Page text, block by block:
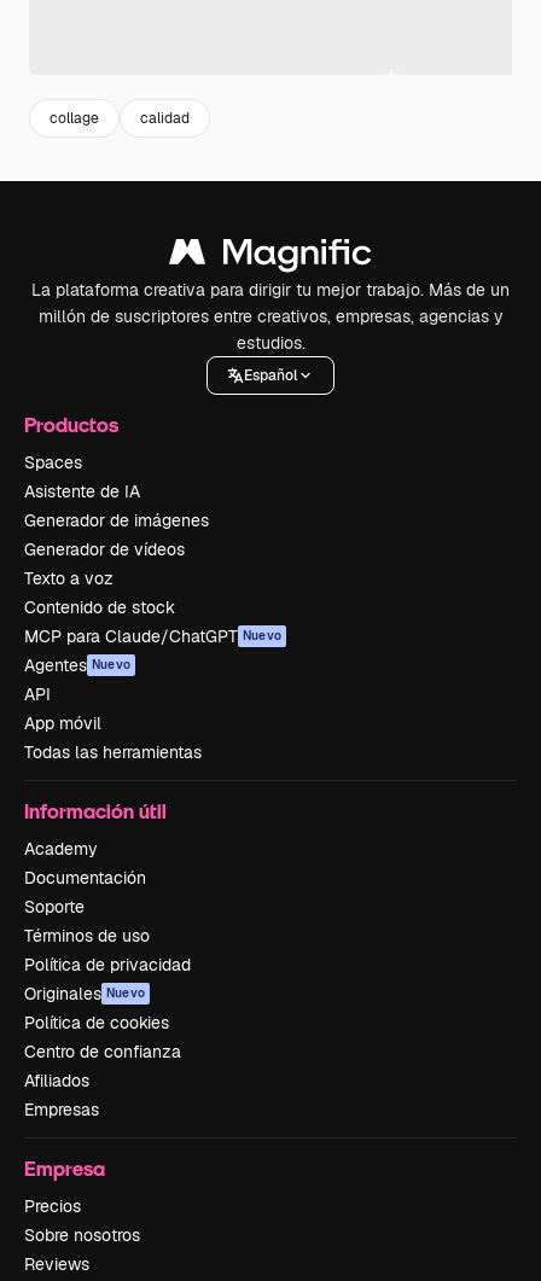
collage calidad
La plataforma creativa para dirigir tu mejor trabajo. Más de un
millón de suscriptores entre creativos, empresas, agencias y
estudios.
Español
Productos
Spaces
Asistente de IA
Generador de imágenes
Generador de vídeos
Texto a voz
Contenido de stock
MCP para Claude/ChatGPT Nuevo
Agentes Nuevo
API
App móvil
Todas las herramientas
Información útil
Academy
Documentación
Soporte
Términos de uso
Política de privacidad
Originales Nuevo
Política de cookies
Centro de confianza
Afiliados
Empresas
Empresa
Precios
Sobre nosotros
Reviews